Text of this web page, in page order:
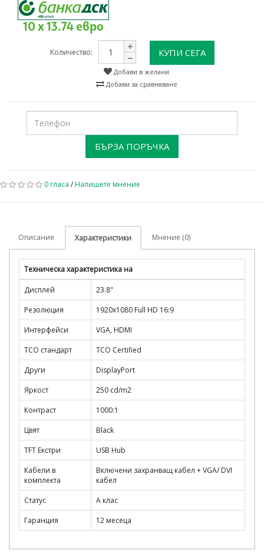
10 x 13.74 евро
Количество: КУПИ СЕГА
Добави в желани
Добави за сравняване
БЪРЗА ПОРЪЧКА
0 гласа /Напишете мнение
Описание Характеристики Мнение (0)
Техническа характеристика на
Дисплей
23.8"
Резолюция
1920x1080 Full HD 16:9
Интерфейси
VGA, HDMI
TCO стандарт
TCO Certified
Други
DisplayPort
Яркост
250 cd/m2
Контраст
1000:1
Цвят
Black
TFT Екстри
USB Hub
Кабели в
комплекта
Включени захранващ кабел + VGA/ DVI
кабел
Статус
A клас
Гаранция
12 месеца